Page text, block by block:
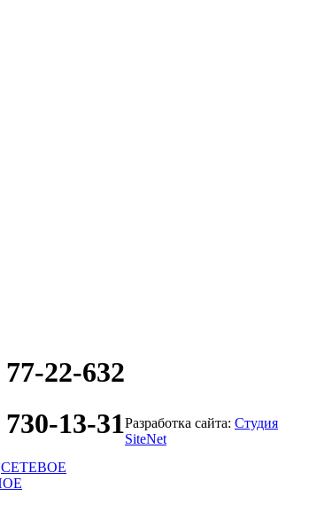
22-632
13-31
СЕТЕВОЕ
Разработка сайта: Студия
SiteNet